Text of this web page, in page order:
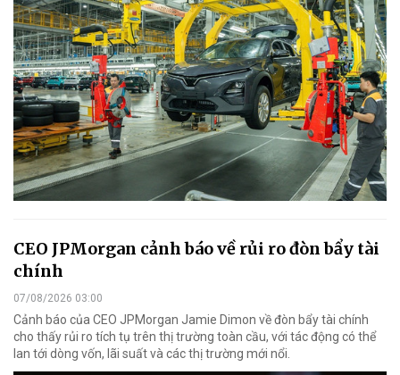
CEO JPMorgan cảnh báo về rủi ro đòn bẩy tài
chính
07/08/2026 03:00
Cảnh báo của CEO JPMorgan Jamie Dimon về đòn bẩy tài chính
cho thấy rủi ro tích tụ trên thị trường toàn cầu, với tác động có thể
lan tới dòng vốn, lãi suất và các thị trường mới nổi.